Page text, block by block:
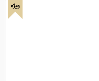
ویژه